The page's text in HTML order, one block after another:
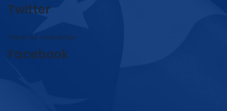
Twitter
Tweets by omar4judge
Facebook